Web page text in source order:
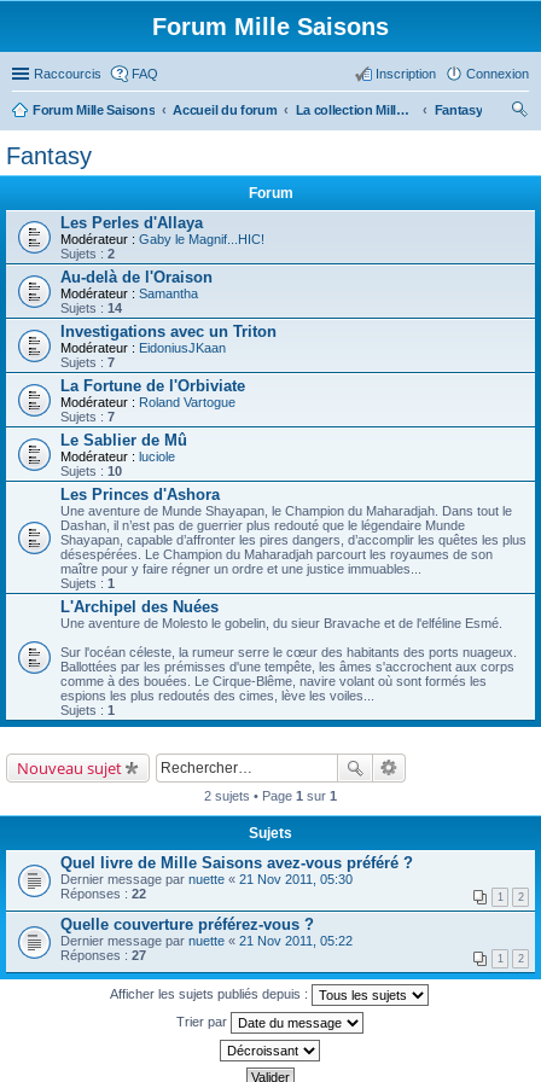
Forum Mille Saisons
Raccourcis FAQ Connexion
Inscription
Forum Mille Saisons Accueil du forum La collection Mille Saisons
Fantasy
Fantasy
Forum
Les Perles d'Allaya
Modérateur : Gaby le Magnif...HIC!
Sujets : 2
Au-delà de l'Oraison
Modérateur : Samantha
Sujets : 14
Investigations avec un Triton
Modérateur : EidoniusJKaan
Sujets : 7
La Fortune de l'Orbiviate
Modérateur : Roland Vartogue
Sujets : 7
Le Sablier de Mû
Modérateur : luciole
Sujets : 10
Les Princes d'Ashora
Une aventure de Munde Shayapan, le Champion du Maharadjah. Dans tout le
Dashan, il n’est pas de guerrier plus redouté que le légendaire Munde
Shayapan, capable d’affronter les pires dangers, d’accomplir les quêtes les plus
désespérées. Le Champion du Maharadjah parcourt les royaumes de son
maître pour y faire régner un ordre et une justice immuables...
Sujets : 1
L'Archipel des Nuées
Une aventure de Molesto le gobelin, du sieur Bravache et de l'elféline Esmé.
Sur l'océan céleste, la rumeur serre le cœur des habitants des ports nuageux.
Ballottées par les prémisses d'une tempête, les âmes s'accrochent aux corps
comme à des bouées. Le Cirque-Blême, navire volant où sont formés les
espions les plus redoutés des cimes, lève les voiles...
Sujets : 1
Nouveau sujet
2 sujets • Page 1 sur 1
Sujets
Quel livre de Mille Saisons avez-vous préféré ?
Dernier message par nuette « 21 Nov 2011, 05:30
Réponses : 22 1 2
Quelle couverture préférez-vous ?
Dernier message par nuette « 21 Nov 2011, 05:22
Réponses : 27 1 2
Afficher les sujets publiés depuis :
Trier par